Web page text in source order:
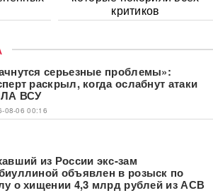
критиков
серьезные проблемы»:
раскрыл, когда ослабнут атаки
ВСУ
08-06 00:16
из России экс-зам
объявлен в розыск по
о хищении 4,3 млрд рублей из АСВ